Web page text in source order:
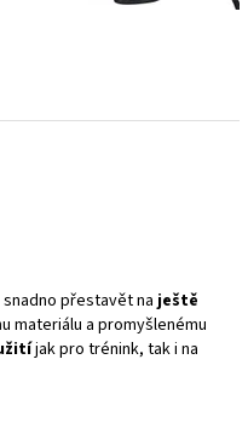
přestavět na ještě
materiálu a promyšlenému
jak pro trénink, tak i na